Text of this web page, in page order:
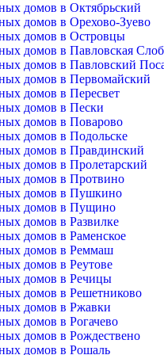
домов в Октябрьский
домов в Орехово-Зуево
домов в Островцы
домов в Павловская
домов в Павловский
домов в Первомайский
домов в Пересвет
домов в Пески
домов в Поварово
домов в Подольске
домов в Правдинский
домов в Пролетарский
домов в Протвино
домов в Пушкино
домов в Пущино
домов в Развилке
домов в Раменское
домов в Реммаш
домов в Реутове
домов в Речицы
домов в Решетниково
домов в Ржавки
домов в Рогачево
домов в Рождествено
домов в Рошаль